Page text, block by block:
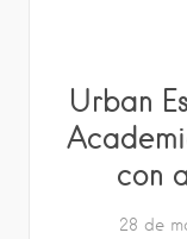
Urban
con
28 de